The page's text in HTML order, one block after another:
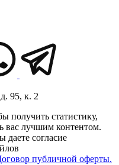
95, к. 2
получить статистику,
вас лучшим контентом.
даете согласие
публичной оферты.